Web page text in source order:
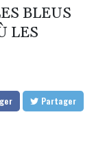
BLEUS
LES
Partager